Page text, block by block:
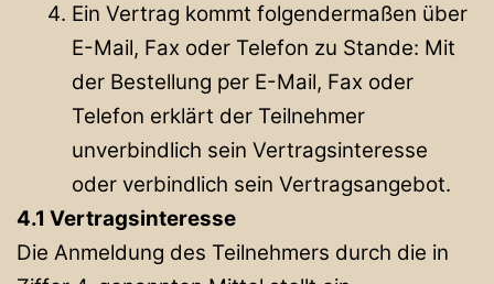
Ein Vertrag kommt folgendermaßen über
E-Mail, Fax oder Telefon zu Stande: Mit
der Bestellung per E-Mail, Fax oder
Telefon erklärt der Teilnehmer
unverbindlich sein Vertragsinteresse
oder verbindlich sein Vertragsangebot.
4.1 Vertragsinteresse
Die Anmeldung des Teilnehmers durch die in